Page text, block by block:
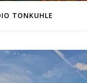
TONKUHLE